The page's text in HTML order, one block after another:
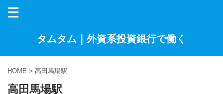
タムタム｜外資系投資銀行で働く
HOME > 高田馬場駅
高田馬場駅